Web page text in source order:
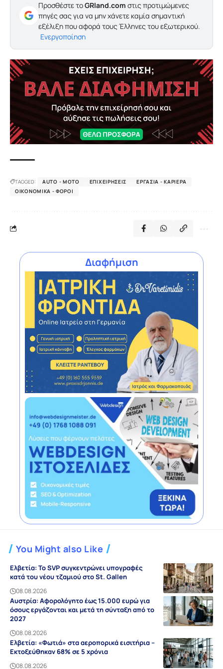
Προσθέστε τοGRland.com στις προτιμώμενες
πηγές σας για να μην χάνετε καμία σημαντική
εξέλιξη που αφορά τους Έλληνες του εξωτερικού.
Ενεργοποίηση
TAGGED: AUTO - MOTO ΕΠΙΧΕΙΡΉΣΕΙΣ
ΕΡΓΑΣΊΑ - ΚΑΡΙΈΡΑ
ΟΙΚΟΝΟΜΙΚΆ - ΦΌΡΟΙ
Διαφήμιση
You Might also Like
Ελβετία: Το SVP συγκεντρώνει υπογραφές
κατά του νέου τζαμιού στο St. Gallen
08.08.2026
Αυστρία: Αφορολόγητο έως 15.000 ευρώ για
όσους εργάζονται και μετά τη σύνταξη από το
2027
08.08.2026
Ελβετία: «Φωτιά» στα αεροπορικά εισιτήρια –
Εκτοξεύθηκαν 68% σε 5 χρόνια
08.08.2026